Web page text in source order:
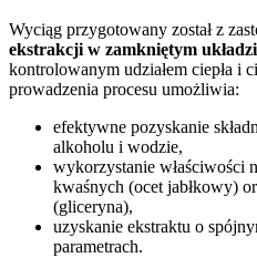
Wyciąg przygotowany został z
ekstrakcji w zamkniętym
kontrolowanym udziałem ciepła i
prowadzenia procesu umożliwia:
efektywne pozyskanie
alkoholu i wodzie,
wykorzystanie właściwości
kwaśnych (ocet jabłkowy)
(gliceryna),
uzyskanie ekstraktu o
parametrach.